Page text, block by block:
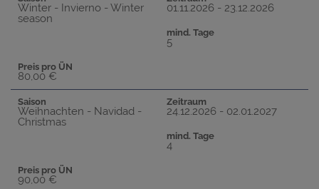
Winter - Invierno - Winter
season
01.11.2026 - 23.12.2026
mind. Tage
5
Preis pro ÜN
80,00 €
Saison
Weihnachten - Navidad -
Christmas
Zeitraum
24.12.2026 - 02.01.2027
mind. Tage
4
Preis pro ÜN
90,00 €